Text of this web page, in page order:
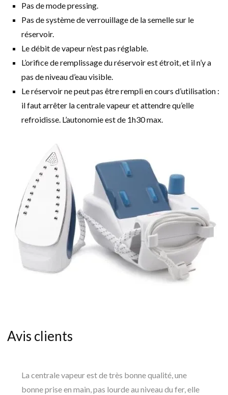
Pas de mode pressing.
Pas de système de verrouillage de la semelle sur le
réservoir.
Le débit de vapeur n’est pas réglable.
L’orifice de remplissage du réservoir est étroit, et il n’y a
pas de niveau d’eau visible.
Le réservoir ne peut pas être rempli en cours d’utilisation :
il faut arrêter la centrale vapeur et attendre qu’elle
refroidisse. L’autonomie est de 1h30 max.
Avis clients
La centrale vapeur est de très bonne qualité, une
bonne prise en main, pas lourde au niveau du fer, elle